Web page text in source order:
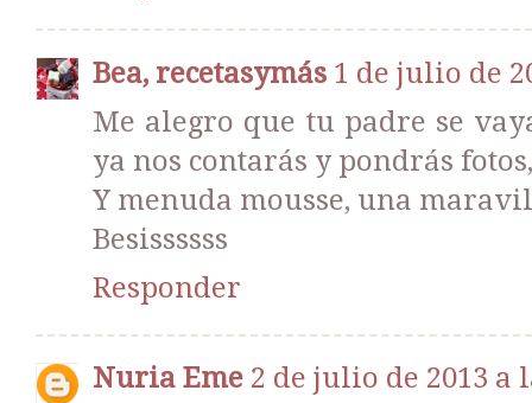
Bea, recetasymás 1 de julio de
Me alegro que tu padre se
ya nos contarás y pondrás
Y menuda mousse, una
Besissssss
Responder
Nuria Eme 2 de julio de 2013 a